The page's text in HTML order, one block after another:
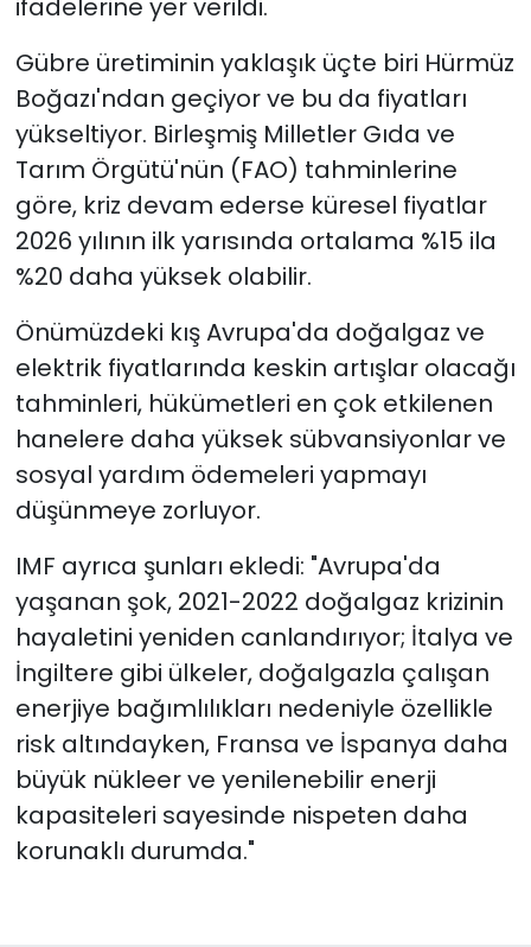
ifadelerine yer verildi.
Gübre üretiminin yaklaşık üçte biri Hürmüz
Boğazı'ndan geçiyor ve bu da fiyatları
yükseltiyor. Birleşmiş Milletler Gıda ve
Tarım Örgütü'nün (FAO) tahminlerine
göre, kriz devam ederse küresel fiyatlar
2026 yılının ilk yarısında ortalama %15 ila
%20 daha yüksek olabilir.
Önümüzdeki kış Avrupa'da doğalgaz ve
elektrik fiyatlarında keskin artışlar olacağı
tahminleri, hükümetleri en çok etkilenen
hanelere daha yüksek sübvansiyonlar ve
sosyal yardım ödemeleri yapmayı
düşünmeye zorluyor.
IMF ayrıca şunları ekledi: "Avrupa'da
yaşanan şok, 2021-2022 doğalgaz krizinin
hayaletini yeniden canlandırıyor; İtalya ve
İngiltere gibi ülkeler, doğalgazla çalışan
enerjiye bağımlılıkları nedeniyle özellikle
risk altındayken, Fransa ve İspanya daha
büyük nükleer ve yenilenebilir enerji
kapasiteleri sayesinde nispeten daha
korunaklı durumda."